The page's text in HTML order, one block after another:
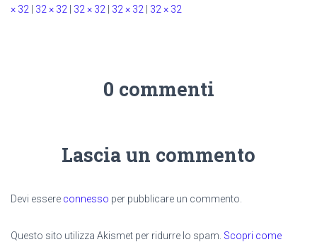
× 32
32 × 32 32 × 32 32 × 32 32 × 32
0 commenti
Lascia un commento
Devi essere connesso per pubblicare un commento.
Questo sito utilizza Akismet per ridurre lo spam. Scopri come